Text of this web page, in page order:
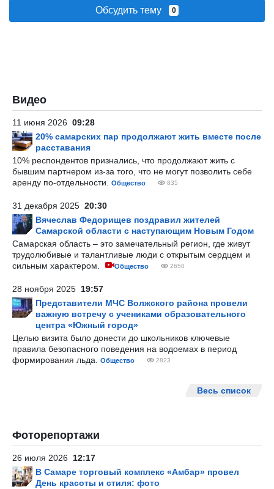
Обсудить тему 0
Видео
11 июня 2026 09:28
20% самарских пар продолжают жить вместе после
расставания
10% респондентов признались, что продолжают жить с
бывшим партнером из-за того, что не могут позволить себе
аренду по-отдельности.
Общество 835
31 декабря 2025 20:30
Вячеслав Федорищев поздравил жителей
Самарской области с наступающим Новым Годом
Самарская область – это замечательный регион, где живут
трудолюбивые и талантливые люди с открытым сердцем и
сильным характером.
Общество 2650
28 ноября 2025 19:57
Представители МЧС Волжского района провели
важную встречу с учениками образовательного
центра «Южный город»
Целью визита было донести до школьников ключевые
правила безопасного поведения на водоемах в период
формирования льда.
Общество 2823
Весь список
Фоторепортажи
26 июля 2026 12:17
В Самаре торговый комплекс «Амбар» провел
День красоты и стиля: фото